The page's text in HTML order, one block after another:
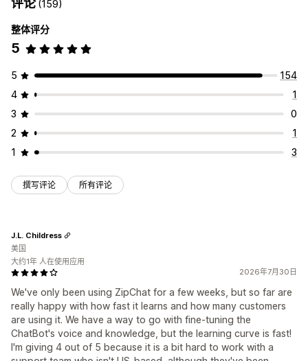
评论(159)
整体评分
5
5
154
4
1
3
0
2
1
1
3
撰写评论 所有评论
2026年7月30日
We've only been using ZipChat for a few weeks, but so far are
really happy with how fast it learns and how many customers
are using it. We have a way to go with fine-tuning the
ChatBot's voice and knowledge, but the learning curve is fast!
I'm giving 4 out of 5 because it is a bit hard to work with a
J.L. Childress
美国
大约1年 人在使用应用